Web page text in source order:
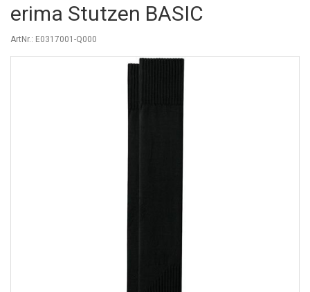
erima Stutzen BASIC
ArtNr.: E0317001-Q000